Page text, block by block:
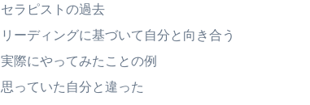
セラピストの過去
リーディングに基づいて自分と向き合う
実際にやってみたことの例
思っていた自分と違った